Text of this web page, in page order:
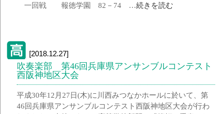
一回戦 報徳学園 82－74 …続きを読む
[2018.12.27]
吹奏楽部 第46回兵庫県アンサンブルコンテスト
西阪神地区大会
平成30年12月27日(木)に川西みつなかホールに於いて、第
46回兵庫県アンサンブルコンテスト西阪神地区大会が行わ